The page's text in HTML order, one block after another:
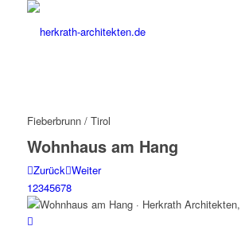
Fieberbrunn / Tirol
Wohnhaus am Hang
Zurück Weiter
12345678